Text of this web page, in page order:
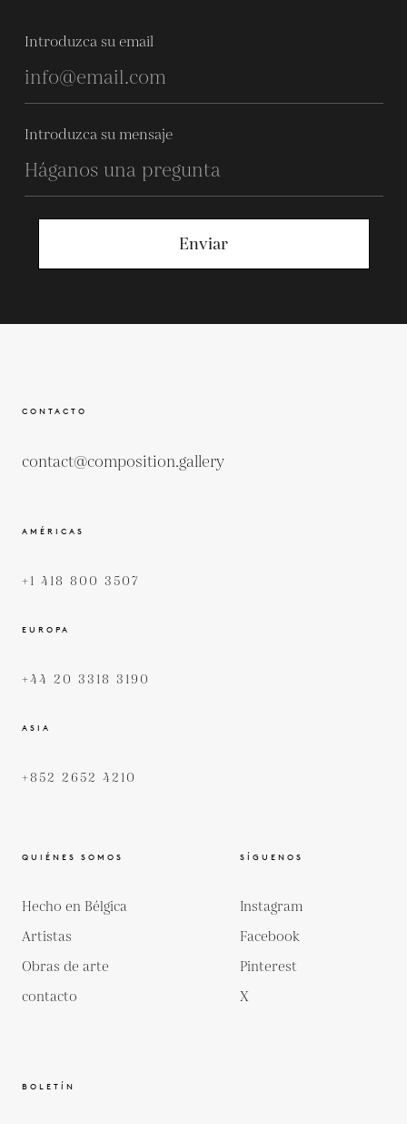
Introduzca su email
Introduzca su mensaje
Enviar
CONTACTO
contact@composition.gallery
AMÉRICAS
+1 418 800 3507
EUROPA
+44 20 3318 3190
ASIA
+852 2652 4210
QUIÉNES SOMOS
Hecho en Bélgica
Artistas
Obras de arte
contacto
SÍGUENOS
Instagram
Facebook
Pinterest
X
BOLETÍN